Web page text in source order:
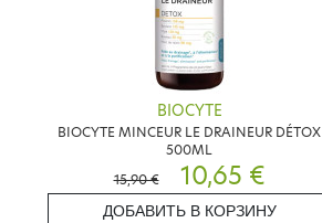
BIOCYTE
BIOCYTE MINCEUR LE DRAINEUR DÉTOX
500ML
15,90 €
10,65 €
ДОБАВИТЬ В КОРЗИНУ